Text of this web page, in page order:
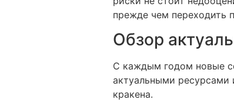
прежде чем переходить
Обзор
С каждым годом новые
актуальными ресурсами
кракена.